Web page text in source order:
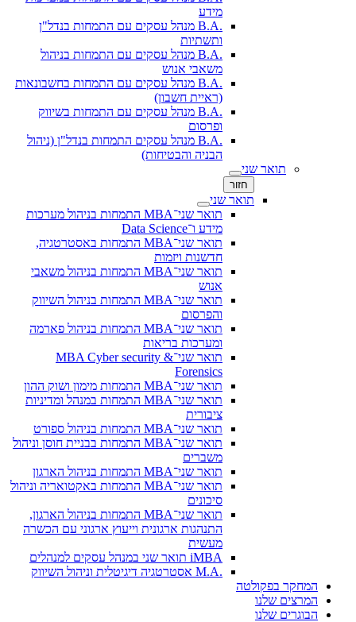
מידע
.B.A מנהל עסקים עם התמחות בנדל"ן
ותשתיות
.B.A מנהל עסקים עם התמחות בניהול
משאבי אנוש
.B.A מנהל עסקים עם התמחות בחשבונאות
(ראיית חשבון)
.B.A מנהל עסקים עם התמחות בשיווק
ופרסום
.B.A מנהל עסקים התמחות בנדל"ן (ניהול
הבניה והבטיחות)
תואר שני
חזור
תואר שני
תואר שני־MBA התמחות בניהול מערכות
מידע ו־Data Science
תואר שני־MBA התמחות באסטרטגיה,
חדשנות ויזמות
תואר שני־MBA התמחות בניהול משאבי
אנוש
תואר שני־MBA התמחות בניהול השיווק
והפרסום
תואר שני־MBA התמחות בניהול פארמה
ומערכות בריאות
תואר שני־MBA Cyber security &
Forensics
תואר שני־MBA התמחות מימון ושוק ההון
תואר שני־MBA התמחות במנהל ומדיניות
ציבורית
תואר שני־MBA התמחות בניהול ספורט
תואר שני־MBA התמחות בבניית חוסן וניהול
משברים
תואר שני־MBA התמחות בניהול הארגון
תואר שני־MBA התמחות באקטואריה וניהול
סיכונים
תואר שני־MBA התמחות בניהול הארגון,
התנהגות ארגונית וייעוץ ארגוני עם הכשרה
מעשית
iMBA תואר שני במנהל עסקים למנהלים
.M.A אסטרטגיה דיגיטלית וניהול השיווק
המחקר בפקולטה
המרצים שלנו
הבוגרים שלנו